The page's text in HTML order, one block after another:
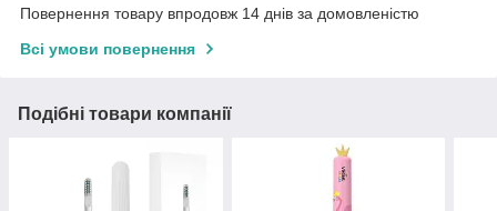
Повернення товару впродовж 14 днів за домовленістю
Всі умови повернення
Подібні товари компанії